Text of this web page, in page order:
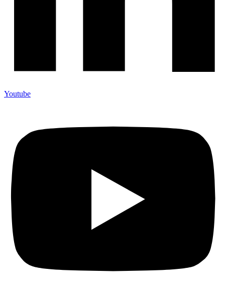
Youtube